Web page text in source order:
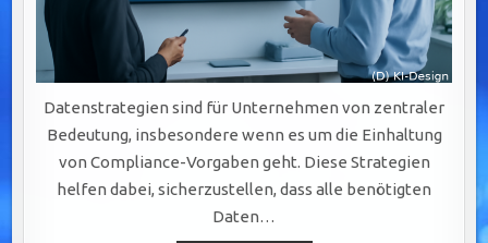
Datenstrategien sind für Unternehmen von zentraler
Bedeutung, insbesondere wenn es um die Einhaltung
von Compliance-Vorgaben geht. Diese Strategien
helfen dabei, sicherzustellen, dass alle benötigten
Daten…